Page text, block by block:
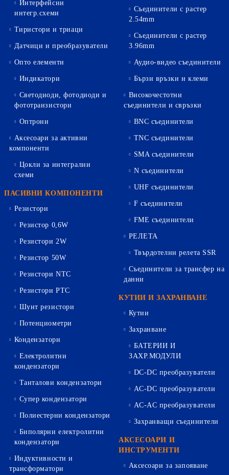
Интерфейсни
интегр.схеми
Тиристори и триаци
Датчици и преобразуватели
Опто елементи
Индикатори
Светодиоди, фотодиоди и
фототранзистори
Оптрони
Аксесоари за активни
компоненти
Цокли за интегрални
схеми
ПАСИВНИ КОМПОНЕНТИ
Резистори
Резистор 0,6W
Резистори 2W
Резистор 50W
Резистори NTC
Резистори PTC
Шунт резистори
Потенциометри
Кондензатори
Електролитни
кондензатори
Танталови кондензатори
Супер кондензатори
Полиестерни кондензатори
Биполярни електролитни
кондензатори
Индуктивности и
трансформатори
Съединители с растер
2.54mm
Съединители с растер
3.96mm
Аудио-видео съединители
Бързи връзки и клеми
Високочестотни
съединители и свръзки
BNC съединители
TNC съединители
SMA съединители
N съединители
UHF съединители
F съединители
FME съединители
РЕЛЕТА
Твърдотелни релета SSR
Съединители за трансфер на
данни
КУТИИ И ЗАХРАНВАНЕ
Кутии
Захранване
БАТЕРИИ И
ЗАХР.МОДУЛИ
DC-DC преобразуватели
AC-DC преобразуватели
AC-AC преобразуватели
Захранващи съединители
АКСЕСОАРИ И
ИНСТРУМЕНТИ
Аксесоари за запояване